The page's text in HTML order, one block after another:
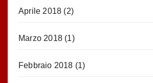
Aprile 2018 (2)
Marzo 2018 (1)
Febbraio 2018 (1)